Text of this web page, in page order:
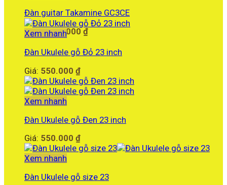
3.090.000 ₫.
Đàn guitar Takamine GC3CE
Giá:9.680.000 ₫
Xem nhanh
Đàn Ukulele gỗ Đỏ 23 inch
Giá: 550.000 ₫
Xem nhanh
Đàn Ukulele gỗ Đen 23 inch
Giá: 550.000 ₫
Xem nhanh
Đàn Ukulele gỗ size 23